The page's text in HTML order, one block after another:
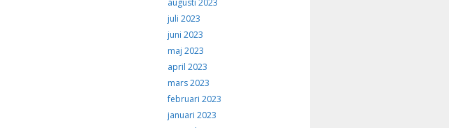
augusti 2023
juli 2023
juni 2023
maj 2023
april 2023
mars 2023
februari 2023
januari 2023